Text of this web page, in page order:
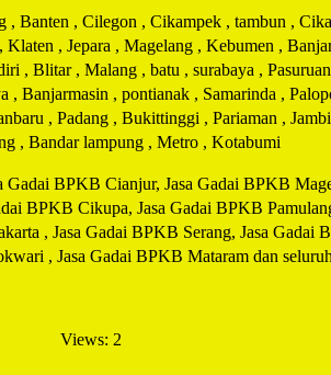
Banten , Cilegon , Cikampek , tambun ,
, Jepara , Magelang , Kebumen ,
, Blitar , Malang , batu , surabaya ,
, pontianak , Samarinda ,
, Padang , Bukittinggi , Pariaman ,
, Bandar lampung , Metro , Kotabumi
BPKB Cianjur, Jasa Gadai BPKB
BPKB Cikupa, Jasa Gadai BPKB
, Jasa Gadai BPKB Serang, Jasa Gadai
, Jasa Gadai BPKB Mataram dan
Views: 2